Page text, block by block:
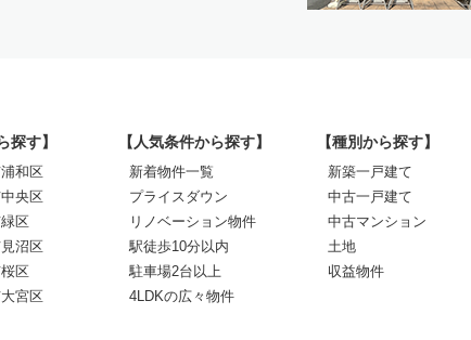
探す】
和区
央区
区
沼区
区
宮区
【人気条件から探す】
新着物件一覧
プライスダウン
リノベーション物件
駅徒歩10分以内
駐車場2台以上
4LDKの広々物件
【種別から探す】
新築一戸建て
中古一戸建て
中古マンション
土地
収益物件